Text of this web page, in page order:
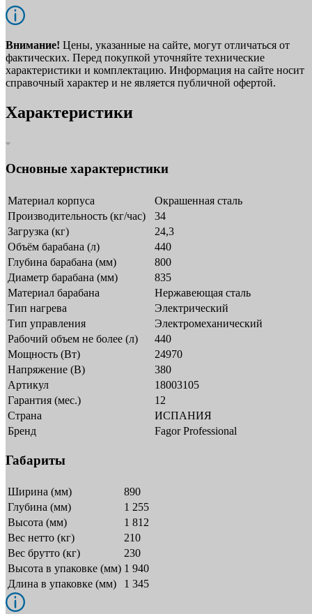
Внимание! Цены, указанные на сайте, могут отличаться от
фактических. Перед покупкой уточняйте технические
характеристики и комплектацию. Информация на сайте носит
справочный характер и не является публичной офертой.
Характеристики
Основные характеристики
Материал корпуса
Окрашенная сталь
Производительность (кг/час)
34
Загрузка (кг)
24,3
Объём барабана (л)
440
Глубина барабана (мм)
800
Диаметр барабана (мм)
835
Материал барабана
Нержавеющая сталь
Тип нагрева
Электрический
Тип управления
Электромеханический
Рабочий объем не более (л)
440
Мощность (Вт)
24970
Напряжение (В)
380
Артикул
18003105
Гарантия (мес.)
12
Страна
ИСПАНИЯ
Бренд
Fagor Professional
Габариты
Ширина (мм)
890
Глубина (мм)
1 255
Высота (мм)
1 812
Вес нетто (кг)
210
Вес брутто (кг)
230
Высота в упаковке (мм) 1 940
Длина в упаковке (мм)
1 345